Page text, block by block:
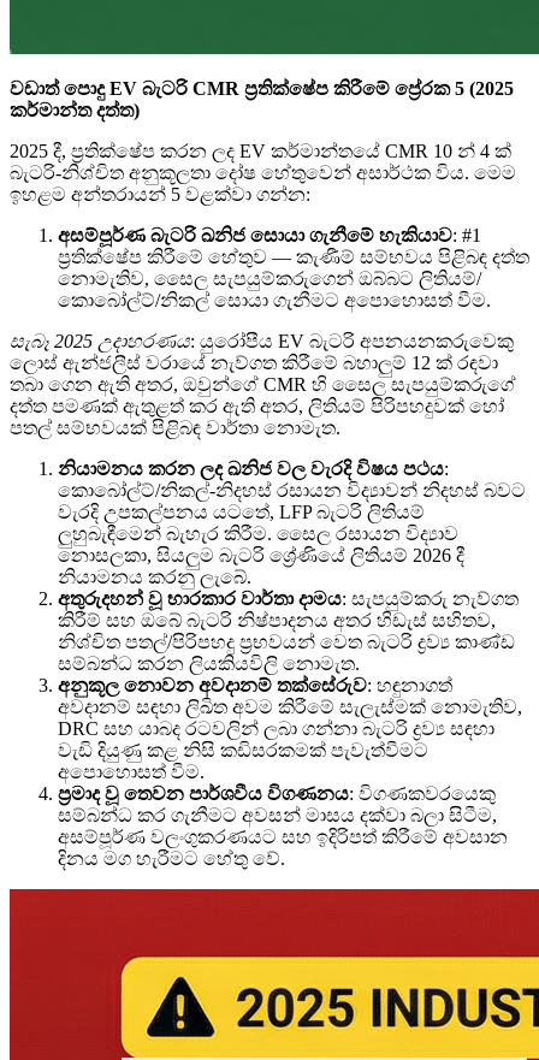
වඩාත් පොදු EV බැටරි CMR ප්‍රතික්ෂේප කිරීමේ ප්‍රේරක 5 (2025
කර්මාන්ත දත්ත)
2025 දී, ප්‍රතික්ෂේප කරන ලද EV කර්මාන්තයේ CMR 10 න් 4 ක්
බැටරි-නිශ්චිත අනුකූලතා දෝෂ හේතුවෙන් අසාර්ථක විය. මෙම
ඉහළම අන්තරායන් 5 වළක්වා ගන්න:
අසම්පූර්ණ බැටරි ඛනිජ සොයා ගැනීමේ හැකියාව: #1
ප්‍රතික්ෂේප කිරීමේ හේතුව — කැණීම් සම්භවය පිළිබඳ දත්ත
නොමැතිව, සෛල සැපයුම්කරුගෙන් ඔබ්බට ලිතියම්/
කොබෝල්ට්/නිකල් සොයා ගැනීමට අපොහොසත් වීම.
සැබෑ 2025 උදාහරණය: යුරෝපීය EV බැටරි අපනයනකරුවෙකු
ලොස් ඇන්ජලීස් වරායේ නැව්ගත කිරීමේ බහාලුම් 12 ක් රඳවා
තබා ගෙන ඇති අතර, ඔවුන්ගේ CMR හි සෛල සැපයුම්කරුගේ
දත්ත පමණක් ඇතුළත් කර ඇති අතර, ලිතියම් පිරිපහදුවක් හෝ
පතල් සම්භවයක් පිළිබඳ වාර්තා නොමැත.
නියාමනය කරන ලද ඛනිජ වල වැරදි විෂය පථය:
කොබෝල්ට්/නිකල්-නිදහස් රසායන විද්‍යාවන් නිදහස් බවට
වැරදි උපකල්පනය යටතේ, LFP බැටරි ලිතියම්
ලුහුබැඳීමෙන් බැහැර කිරීම. සෛල රසායන විද්‍යාව
නොසලකා, සියලුම බැටරි ශ්‍රේණියේ ලිතියම් 2026 දී
නියාමනය කරනු ලැබේ.
අතුරුදහන් වූ භාරකාර වාර්තා දාමය: සැපයුම්කරු නැව්ගත
කිරීම් සහ ඔබේ බැටරි නිෂ්පාදනය අතර හිඩැස් සහිතව,
නිශ්චිත පතල්/පිරිපහදු ප්‍රභවයන් වෙත බැටරි ද්‍රව්‍ය කාණ්ඩ
සම්බන්ධ කරන ලියකියවිලි නොමැත.
අනුකූල නොවන අවදානම් තක්සේරුව: හඳුනාගත්
අවදානම් සඳහා ලිඛිත අවම කිරීමේ සැලැස්මක් නොමැතිව,
DRC සහ යාබද රටවලින් ලබා ගන්නා බැටරි ද්‍රව්‍ය සඳහා
වැඩි දියුණු කළ නිසි කඩිසරකමක් පැවැත්වීමට
අපොහොසත් වීම.
ප්‍රමාද වූ තෙවන පාර්ශවීය විගණනය: විගණකවරයෙකු
සම්බන්ධ කර ගැනීමට අවසන් මාසය දක්වා බලා සිටීම,
අසම්පූර්ණ වලංගුකරණයට සහ ඉදිරිපත් කිරීමේ අවසාන
දිනය මග හැරීමට හේතු වේ.